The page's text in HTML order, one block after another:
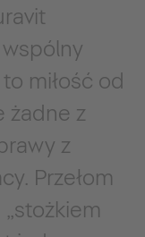
miłość od
żadne z
z
Przełom
„stożkiem